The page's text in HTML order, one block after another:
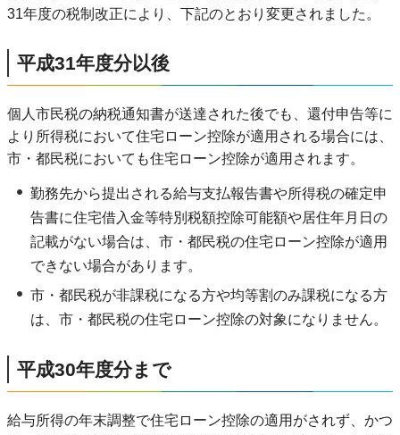
31年度の税制改正により、下記のとおり変更されました。
平成31年度分以後
個人市民税の納税通知書が送達された後でも、還付申告等に
より所得税において住宅ローン控除が適用される場合には、
市・都民税においても住宅ローン控除が適用されます。
勤務先から提出される給与支払報告書や所得税の確定申
告書に住宅借入金等特別税額控除可能額や居住年月日の
記載がない場合は、市・都民税の住宅ローン控除が適用
できない場合があります。
市・都民税が非課税になる方や均等割のみ課税になる方
は、市・都民税の住宅ローン控除の対象になりません。
平成30年度分まで
給与所得の年末調整で住宅ローン控除の適用がされず、かつ